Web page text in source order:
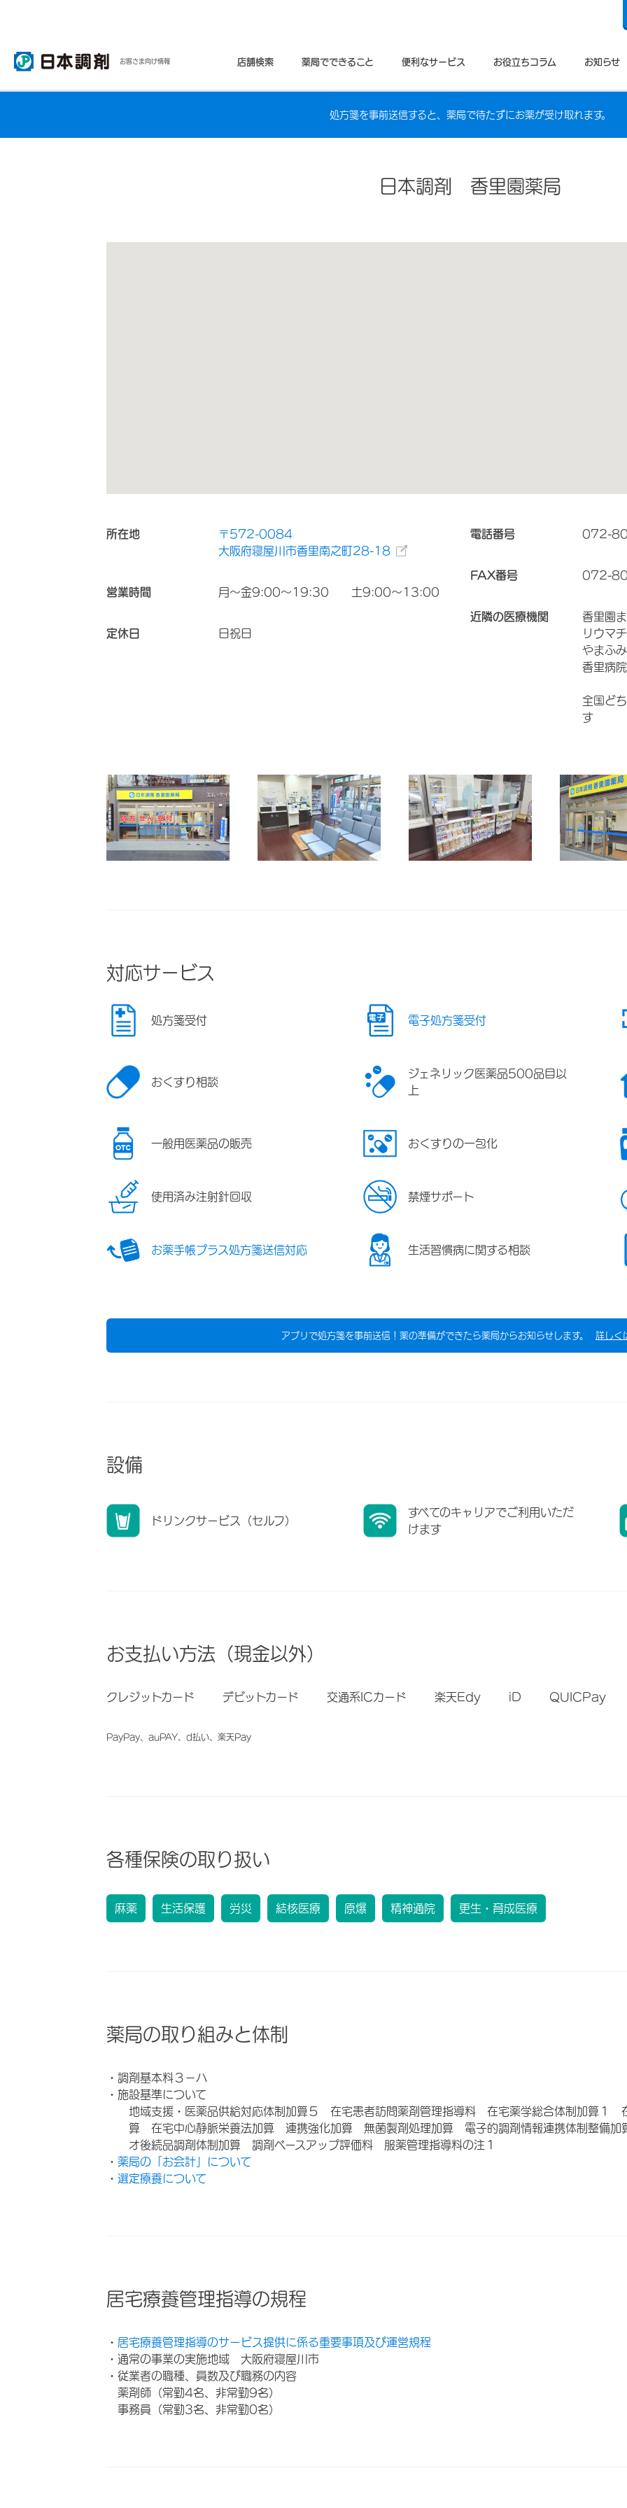
お客さま向け情報 店舗検索 薬局でできること 便利なサービス お役立ちコラム お知らせ
処方箋を事前送信すると、薬局で待たずにお薬が受け取れます。
日本調剤 香里園薬局
所在地
〒572-0084
大阪府寝屋川市香里南之町28-18
営業時間 月～金9:00～19:30 土9:00～13:00
定休日 日祝日
電話番号 072-
FAX番号 072-
近隣の医療機関
香里園
リウマ
やまふ
香里病院
全国ど
す
対応サービス
処方箋受付 電子処方箋受付
おくすり相談
ジェネリック医薬品500品目以
上
一般用医薬品の販売 おくすりの一包化
使用済み注射針回収 禁煙サポート
お薬手帳プラス処方箋送信対応 生活習慣病に関する相談
アプリで処方箋を事前送信！薬の準備ができたら薬局からお知らせします。 詳しく
設備
ドリンクサービス（セルフ）
すべてのキャリアでご利用いただ
けます
お支払い方法（現金以外）
クレジットカード デビットカード 交通系ICカード 楽天Edy iD QUICPay
PayPay、auPAY、d払い、楽天Pay
各種保険の取り扱い
麻薬 生活保護 労災 結核医療 原爆 精神通院 更生・育成医療
薬局の取り組みと体制
・調剤基本料３－ハ
・施設基準について
地域支援・医薬品供給対応体制加算５ 在宅患者訪問薬剤管理指導料 在宅薬学総合体制加算１
算 在宅中心静脈栄養法加算 連携強化加算 無菌製剤処理加算 電子的調剤情報連携体制整備
オ後続品調剤体制加算 調剤ベースアップ評価料 服薬管理指導料の注１
・ 薬局の「お会計」について
・ 選定療養について
居宅療養管理指導の規程
・ 居宅療養管理指導のサービス提供に係る重要事項及び運営規程
・通常の事業の実施地域 大阪府寝屋川市
・従業者の職種、員数及び職務の内容
薬剤師（常勤4名、非常勤9名）
事務員（常勤3名、非常勤0名）